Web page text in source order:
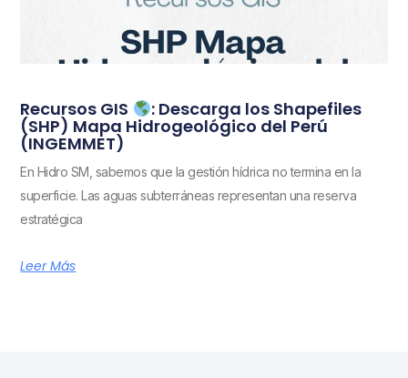
Recursos GIS : Descarga los Shapefiles
(SHP) Mapa Hidrogeológico del Perú
(INGEMMET)
En Hidro SM, sabemos que la gestión hídrica no termina en la
superficie. Las aguas subterráneas representan una reserva
estratégica
Leer Más